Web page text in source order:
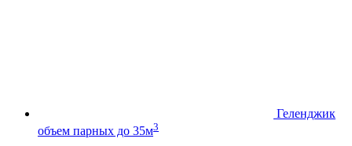
Геленджик
объем парных до 35м3